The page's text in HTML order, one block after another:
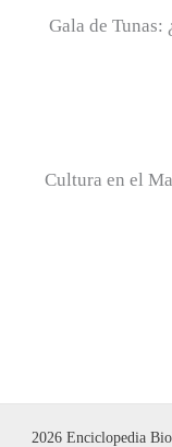
Gala de Tunas:
Cultura en el
2026 Enciclopedia